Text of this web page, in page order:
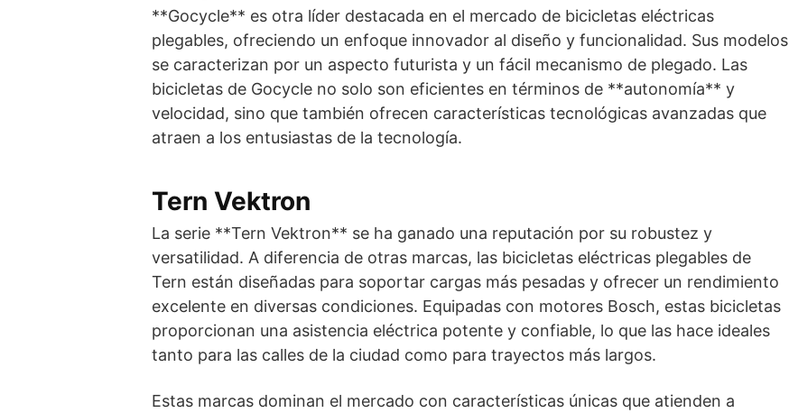
**Gocycle** es otra líder destacada en el mercado de bicicletas eléctricas
plegables, ofreciendo un enfoque innovador al diseño y funcionalidad. Sus modelos
se caracterizan por un aspecto futurista y un fácil mecanismo de plegado. Las
bicicletas de Gocycle no solo son eficientes en términos de **autonomía** y
velocidad, sino que también ofrecen características tecnológicas avanzadas que
atraen a los entusiastas de la tecnología.
Tern Vektron
La serie **Tern Vektron** se ha ganado una reputación por su robustez y
versatilidad. A diferencia de otras marcas, las bicicletas eléctricas plegables de
Tern están diseñadas para soportar cargas más pesadas y ofrecer un rendimiento
excelente en diversas condiciones. Equipadas con motores Bosch, estas bicicletas
proporcionan una asistencia eléctrica potente y confiable, lo que las hace ideales
tanto para las calles de la ciudad como para trayectos más largos.
Estas marcas dominan el mercado con características únicas que atienden a